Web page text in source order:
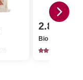
2.80
Bio 5-